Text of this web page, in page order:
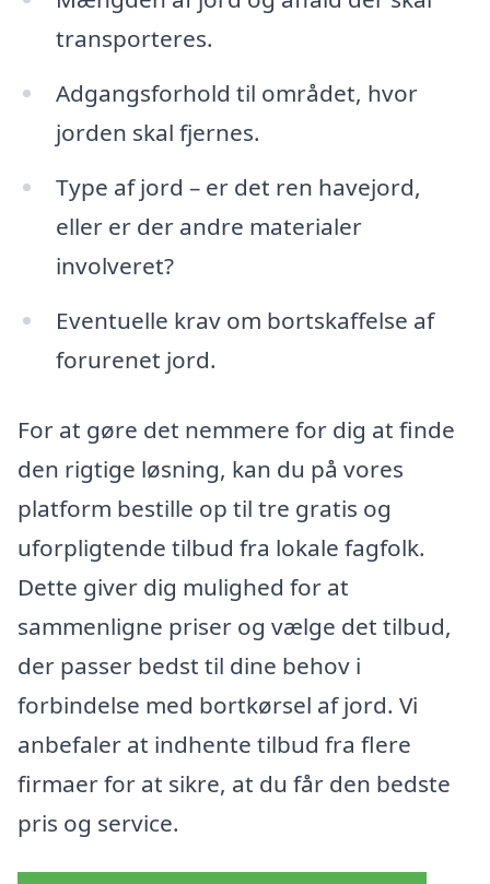
transporteres.
Adgangsforhold til området, hvor
jorden skal fjernes.
Type af jord – er det ren havejord,
eller er der andre materialer
involveret?
Eventuelle krav om bortskaffelse af
forurenet jord.
For at gøre det nemmere for dig at finde
den rigtige løsning, kan du på vores
platform bestille op til tre gratis og
uforpligtende tilbud fra lokale fagfolk.
Dette giver dig mulighed for at
sammenligne priser og vælge det tilbud,
der passer bedst til dine behov i
forbindelse med bortkørsel af jord. Vi
anbefaler at indhente tilbud fra flere
firmaer for at sikre, at du får den bedste
pris og service.